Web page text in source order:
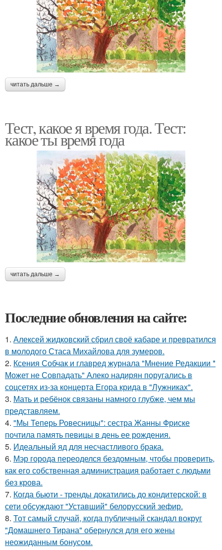
читать дальше →
Тест, какое я время года. Тест:
какое ты время года
читать дальше →
Последние обновления на сайте:
1. Алексей жидковский сбрил своё кабаре и превратился
в молодого Стаса Михайлова для зумеров.
2. Ксения Собчак и главред журнала "Мнение Редакции *
Может не Совпадать" Алеко надирян поругались в
соцсетях из-за концерта Егора крида в "Лужниках".
3. Мать и ребёнок связаны намного глубже, чем мы
представляем.
4. "Мы Теперь Ровесницы": сестра Жанны Фриске
почтила память певицы в день ее рождения.
5. Идеальный яд для несчастливого брака.
6. Мэр города переоделся бездомным, чтобы проверить,
как его собственная администрация работает с людьми
без крова.
7. Когда бьюти - тренды докатились до кондитерской: в
сети обсуждают "Уставший" белорусский зефир.
8. Тот самый случай, когда публичный скандал вокруг
"Домашнего Тирана" обернулся для его жены
неожиданным бонусом.